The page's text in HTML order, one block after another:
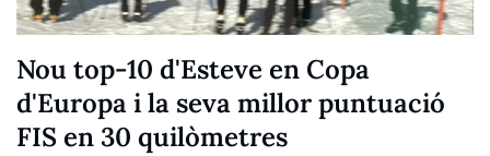
Nou top-10 d'Esteve en Copa
d'Europa i la seva millor puntuació
FIS en 30 quilòmetres